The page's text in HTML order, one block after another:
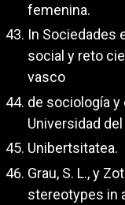
femenina.
In Sociedades
social y reto
vasco
de sociología y
Universidad
Unibertsitatea.
Grau, S. L., y
stereotypes in